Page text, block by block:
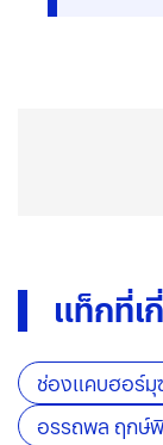
แท็กที่เ
ช่องแคบฮอร์มุ
อรรถพล ฤกษ์